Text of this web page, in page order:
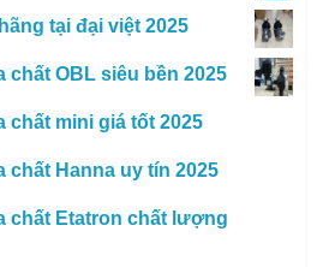
tại đại việt 2025
OBL siêu bền 2025
mini giá tốt 2025
Hanna uy tín 2025
chất Etatron chất lượng